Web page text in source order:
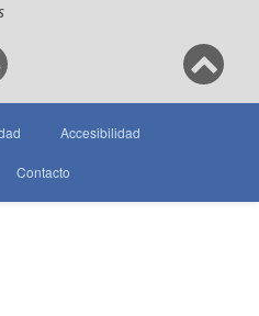
Accesibilidad
Contacto